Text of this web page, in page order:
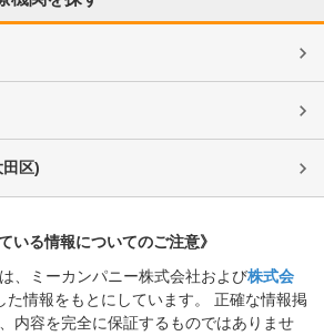
田区)
いる情報についてのご注意》
、ミーカンパニー株式会社および株式会
た情報をもとにしています。 正確な情報掲
内容を完全に保証するものではありませ